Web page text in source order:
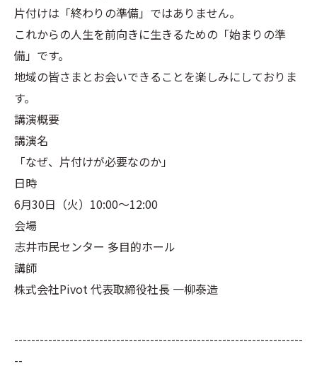
片付けは「終わりの準備」ではありません。
これからの人生を前向きに生きるための「始まりの準
備」です。
地域の皆さまとお会いできることを楽しみにしておりま
す。
講演概要
講演名
「なぜ、片付けが必要なのか」
日時
6月30日（火）10:00〜12:00
会場
志井市民センター 多目的ホール
講師
株式会社Pivot 代表取締役社長 一柳泰造
--------------------------------------------------------------------
--